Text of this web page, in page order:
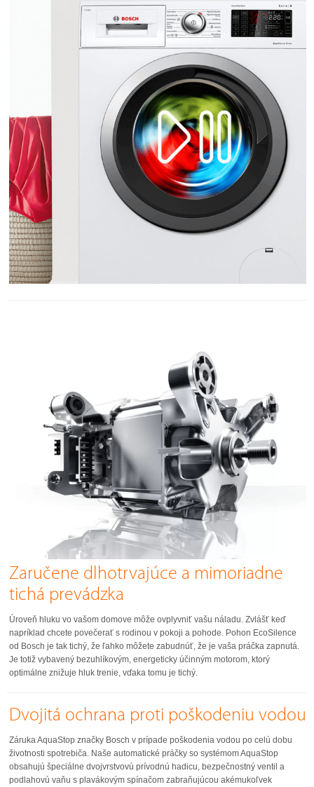
Zaručene dlhotrvajúce a mimoriadne
tichá prevádzka
Úroveň hluku vo vašom domove môže ovplyvniť vašu náladu. Zvlášť keď
napríklad chcete povečerať s rodinou v pokoji a pohode. Pohon EcoSilence
od Bosch je tak tichý, že ľahko môžete zabudnúť, že je vaša práčka zapnutá.
Je totiž vybavený bezuhlíkovým, energeticky účinným motorom, ktorý
optimálne znižuje hluk trenie, vďaka tomu je tichý.
Dvojitá ochrana proti poškodeniu vodou
Záruka AquaStop značky Bosch v prípade poškodenia vodou po celú dobu
životnosti spotrebiča. Naše automatické práčky so systémom AquaStop
obsahujú špeciálne dvojvrstvovú prívodnú hadicu, bezpečnostný ventil a
podlahovú vaňu s plavákovým spínačom zabraňujúcou akémukoľvek